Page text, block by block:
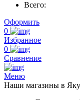
Всего:
Оформить
0
Избранное
0
Сравнение
Меню
Наши магазины в